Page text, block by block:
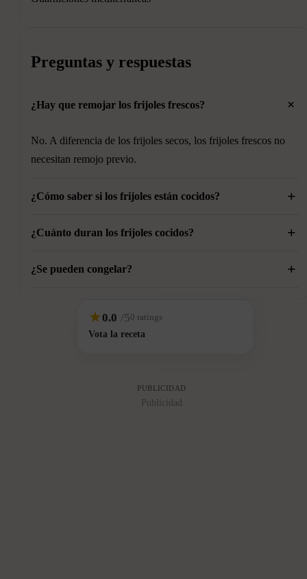
Preguntas y respuestas
¿Hay que remojar los frijoles frescos? +
No. A diferencia de los frijoles secos, los frijoles frescos no
necesitan remojo previo.
¿Cómo saber si los frijoles están cocidos? +
Deben poder aplastarse fácilmente con un tenedor y tener una
¿Cuánto duran los frijoles cocidos? +
Bien conservados en la nevera y cubiertos con su líquido de
¿Se pueden congelar? +
aptas para alimentos durante varios meses.
★0.0 /50 ratings
Vota la receta
PUBLICIDAD
Publicidad